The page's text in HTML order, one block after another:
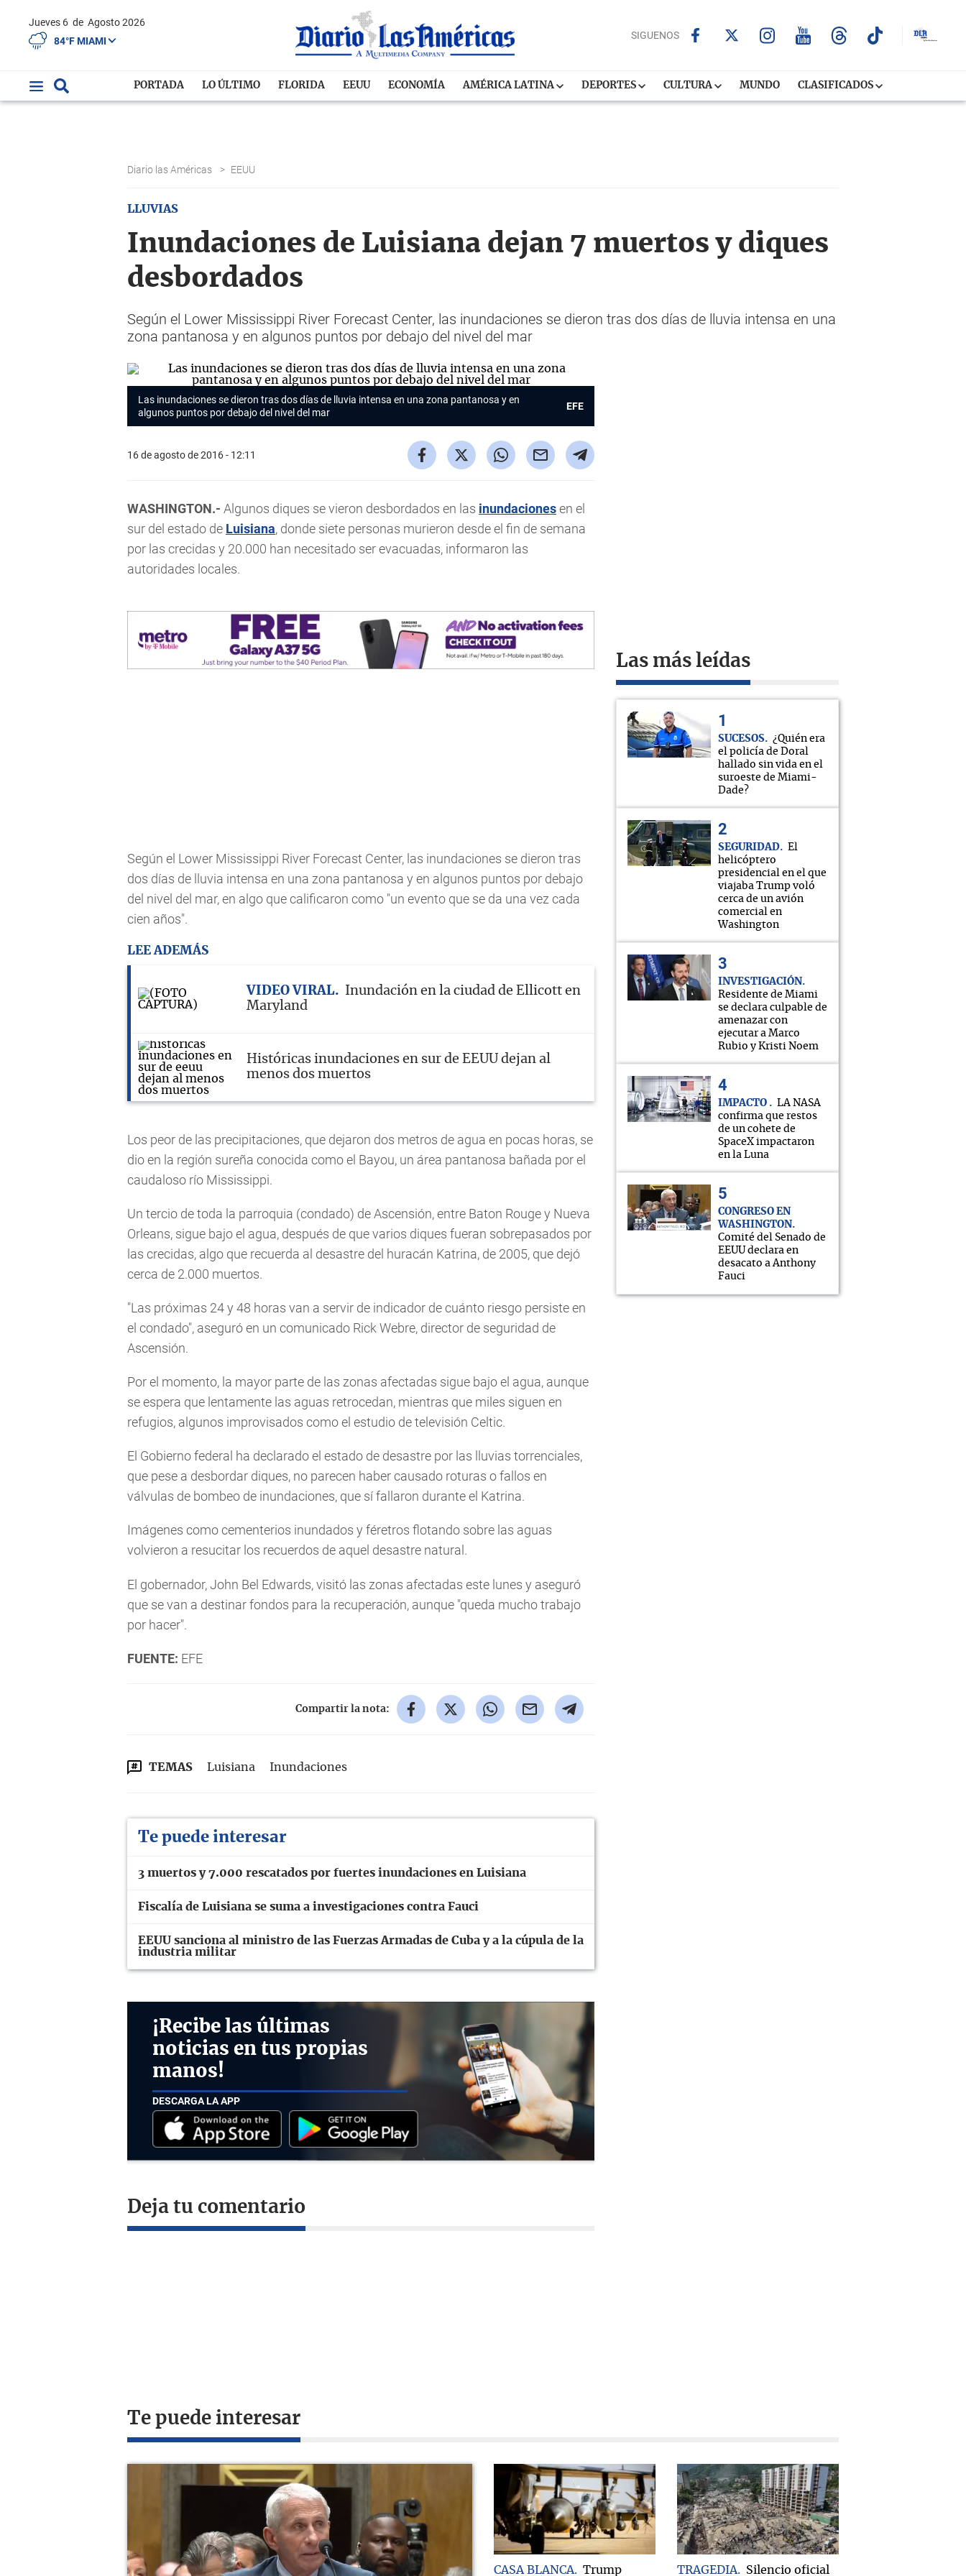
Jueves 6 de Agosto 2026
84°F MIAMI
SIGUENOS
PORTADA LO ÚLTIMO FLORIDA EEUU ECONOMÍA AMÉRICA LATINA DEPORTES CULTURA MUNDO CLASIFICADOS
Diario las Américas > EEUU
LLUVIAS
Inundaciones de Luisiana dejan 7 muertos y diques
desbordados
Según el Lower Mississippi River Forecast Center, las inundaciones se dieron tras dos días de lluvia intensa en una
zona pantanosa y en algunos puntos por debajo del nivel del mar
Las inundaciones se dieron tras dos días de lluvia intensa en una zona pantanosa y en
algunos puntos por debajo del nivel del mar
EFE
16 de agosto de 2016 - 12:11
WASHINGTON.- Algunos diques se vieron desbordados en las inundacionesen el
sur del estado de Luisiana, donde siete personas murieron desde el fin de semana
por las crecidas y 20.000 han necesitado ser evacuadas, informaron las
autoridades locales.
Según el Lower Mississippi River Forecast Center, las inundaciones se dieron tras
dos días de lluvia intensa en una zona pantanosa y en algunos puntos por debajo
del nivel del mar, en algo que calificaron como "un evento que se da una vez cada
cien años".
LEE ADEMÁS
VIDEO VIRAL
Inundación en la ciudad de Ellicott en
Maryland
Históricas inundaciones en sur de EEUU dejan al
menos dos muertos
Los peor de las precipitaciones, que dejaron dos metros de agua en pocas horas, se
dio en la región sureña conocida como el Bayou, un área pantanosa bañada por el
caudaloso río Mississippi.
Un tercio de toda la parroquia (condado) de Ascensión, entre Baton Rouge y Nueva
Orleans, sigue bajo el agua, después de que varios diques fueran sobrepasados por
las crecidas, algo que recuerda al desastre del huracán Katrina, de 2005, que dejó
cerca de 2.000 muertos.
"Las próximas 24 y 48 horas van a servir de indicador de cuánto riesgo persiste en
el condado", aseguró en un comunicado Rick Webre, director de seguridad de
Ascensión.
Por el momento, la mayor parte de las zonas afectadas sigue bajo el agua, aunque
se espera que lentamente las aguas retrocedan, mientras que miles siguen en
refugios, algunos improvisados como el estudio de televisión Celtic.
El Gobierno federal ha declarado el estado de desastre por las lluvias torrenciales,
que pese a desbordar diques, no parecen haber causado roturas o fallos en
válvulas de bombeo de inundaciones, que sí fallaron durante el Katrina.
Imágenes como cementerios inundados y féretros flotando sobre las aguas
volvieron a resucitar los recuerdos de aquel desastre natural.
El gobernador, John Bel Edwards, visitó las zonas afectadas este lunes y aseguró
que se van a destinar fondos para la recuperación, aunque "queda mucho trabajo
por hacer".
FUENTE: EFE
Compartir la nota:
TEMAS Luisiana Inundaciones
Te puede interesar
3 muertos y 7.000 rescatados por fuertes inundaciones en Luisiana
Fiscalía de Luisiana se suma a investigaciones contra Fauci
EEUU sanciona al ministro de las Fuerzas Armadas de Cuba y a la cúpula de la
industria militar
¡Recibe las últimas
noticias en tus propias
manos!
DESCARGA LA APP
Deja tu comentario
Las más leídas
SUCESOS
¿Quién era
el policía de Doral
hallado sin vida en el
suroeste de Miami-
Dade?
SEGURIDAD
El
helicóptero
presidencial en el que
viajaba Trump voló
cerca de un avión
comercial en
Washington
INVESTIGACIÓN
Residente de Miami
se declara culpable de
amenazar con
ejecutar a Marco
Rubio y Kristi Noem
IMPACTO
LA NASA
confirma que restos
de un cohete de
SpaceX impactaron
en la Luna
CONGRESO EN
WASHINGTON
Comité del Senado de
EEUU declara en
desacato a Anthony
Fauci
Te puede interesar
CASA BLANCA Trump TRAGEDIA Silencio oficial